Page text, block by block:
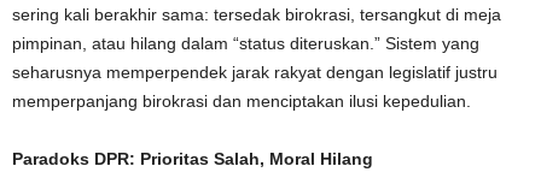
sering kali berakhir sama: tersedak birokrasi, tersangkut di meja
pimpinan, atau hilang dalam “status diteruskan.” Sistem yang
seharusnya memperpendek jarak rakyat dengan legislatif justru
memperpanjang birokrasi dan menciptakan ilusi kepedulian.
Paradoks DPR: Prioritas Salah, Moral Hilang